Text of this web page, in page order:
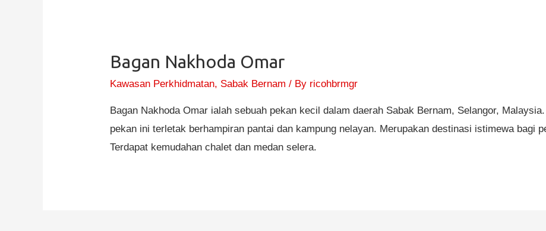
Bagan Nakhoda Omar
Kawasan Perkhidmatan, Sabak Bernam / By ricohbrmgr
Bagan Nakhoda Omar ialah sebuah pekan kecil dalam daerah Sabak Bernam, Selangor,
pekan ini terletak berhampiran pantai dan kampung nelayan. Merupakan destinasi istimewa bagi
Terdapat kemudahan chalet dan medan selera.